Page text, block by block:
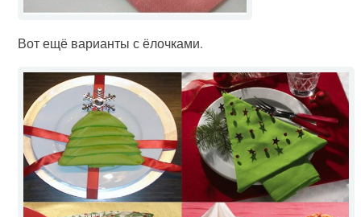
Вот ещё варианты с ёлочками.